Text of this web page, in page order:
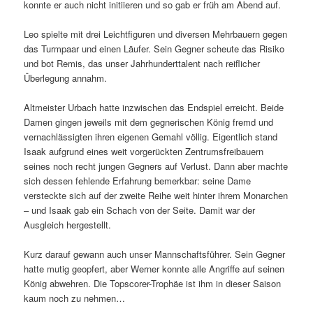
konnte er auch nicht initiieren und so gab er früh am Abend auf.
Leo spielte mit drei Leichtfiguren und diversen Mehrbauern gegen
das Turmpaar und einen Läufer. Sein Gegner scheute das Risiko
und bot Remis, das unser Jahrhunderttalent nach reiflicher
Überlegung annahm.
Altmeister Urbach hatte inzwischen das Endspiel erreicht. Beide
Damen gingen jeweils mit dem gegnerischen König fremd und
vernachlässigten ihren eigenen Gemahl völlig. Eigentlich stand
Isaak aufgrund eines weit vorgerückten Zentrumsfreibauern
seines noch recht jungen Gegners auf Verlust. Dann aber machte
sich dessen fehlende Erfahrung bemerkbar: seine Dame
versteckte sich auf der zweite Reihe weit hinter ihrem Monarchen
– und Isaak gab ein Schach von der Seite. Damit war der
Ausgleich hergestellt.
Kurz darauf gewann auch unser Mannschaftsführer. Sein Gegner
hatte mutig geopfert, aber Werner konnte alle Angriffe auf seinen
König abwehren. Die Topscorer-Trophäe ist ihm in dieser Saison
kaum noch zu nehmen…